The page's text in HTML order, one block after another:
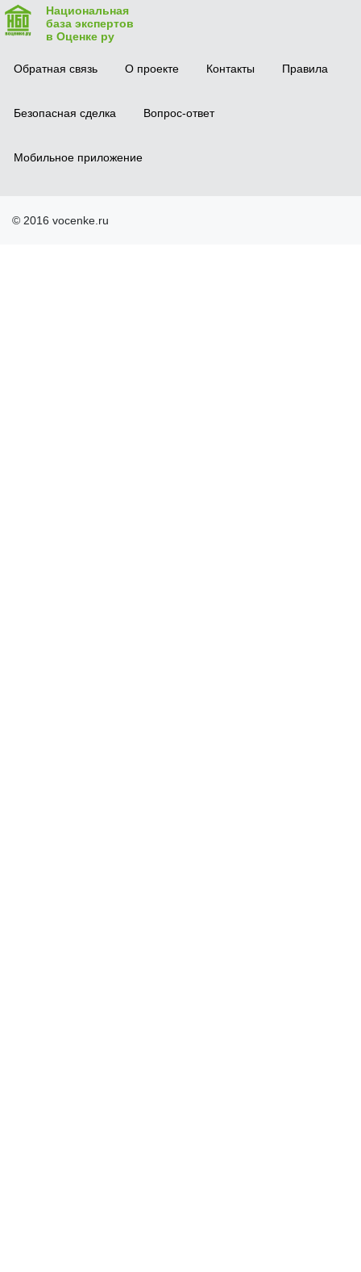
Национальная
база экспертов
в Оценке ру
Обратная связь О проекте Контакты Правила
Безопасная сделка Вопрос-ответ
Мобильное приложение
© 2016 vocenke.ru